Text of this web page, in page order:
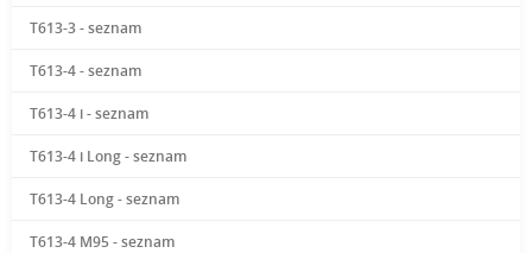
T613-3 - seznam
T613-4 - seznam
T613-4 i - seznam
T613-4 i Long - seznam
T613-4 Long - seznam
T613-4 M95 - seznam